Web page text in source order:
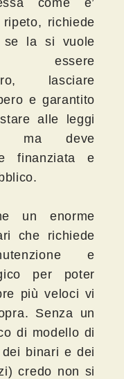
richiede
se la si vuole
essere
lasciare
e garantito
alle leggi
ma deve
finanziata e
un enorme
che richiede
e
per poter
più veloci vi
Senza un
di modello di
binari e dei
credo non si